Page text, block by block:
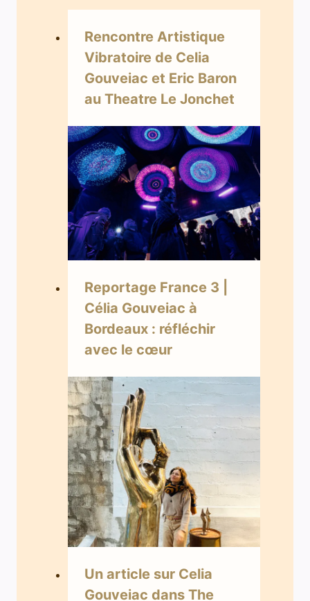
Rencontre Artistique
Vibratoire de Celia
Gouveiac et Eric Baron
au Theatre Le Jonchet
Reportage France 3 |
Célia Gouveiac à
Bordeaux : réfléchir
avec le cœur
Un article sur Celia
Gouveiac dans The